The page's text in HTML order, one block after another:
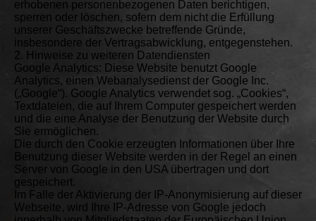
erhobenen personenbezogenen Daten berichtigen,
sperren oder löschen, sofern dem nicht die Erfüllung
unserer Geschäftszwecke betreffende Gründe,
insbesondere der Vertragsabwicklung, entgegenstehen.
2. Hinweise zu weiteren Datendiensten
Google Analytics: Diese Website benutzt Google
Analytics, einen Webanalysedienst der Google Inc.
(„Google“). Google Analytics verwendet sog. „Cookies“,
Textdateien, die auf Ihrem Computer gespeichert werden
und die eine Analyse der Benutzung der Website durch
Sie ermöglichen.
Die durch den Cookie erzeugten Informationen über Ihre
Benutzung dieser Website werden in der Regel an einen
Server von Google in den USA übertragen und dort
gespeichert.
Im Falle der Aktivierung der IP-Anonymisierung auf dieser
Webseite, wird Ihre IP-Adresse von Google jedoch